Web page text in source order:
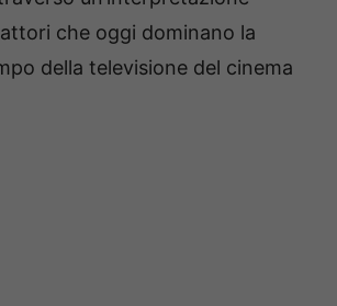
che oggi dominano la
della televisione del cinema